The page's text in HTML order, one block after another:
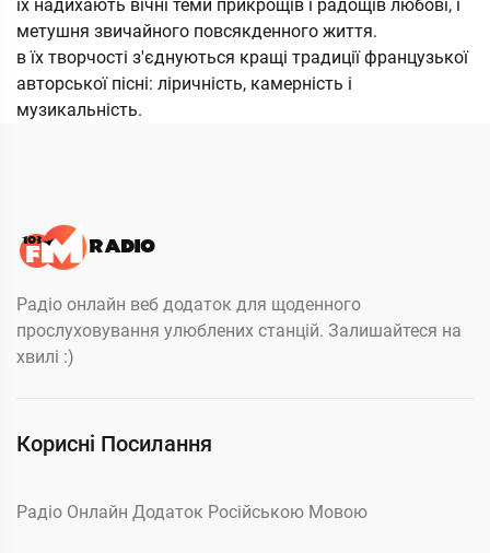
їх надихають вічні теми прикрощів і радощів любові, і
метушня звичайного повсякденного життя.
в їх творчості з'єднуються кращі традиції французької
авторської пісні: ліричність, камерність і
музикальність.
Радіо онлайн веб додаток для щоденного
прослуховування улюблених станцій. Залишайтеся на
хвилі :)
Корисні Посилання
Радіо Онлайн Додаток Російською Мовою